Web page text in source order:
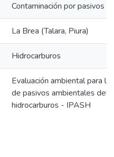
Contaminación por pasivos
La Brea (Talara, Piura)
Hidrocarburos
Evaluación ambiental para la
de pasivos ambientales del
hidrocarburos - IPASH